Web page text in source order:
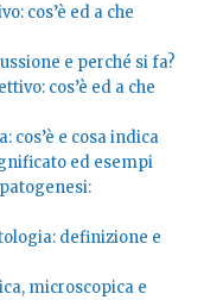
cos’è ed a che
e perché si fa?
cos’è ed a che
cos’è e cosa indica
ed esempi
definizione e
microscopica e